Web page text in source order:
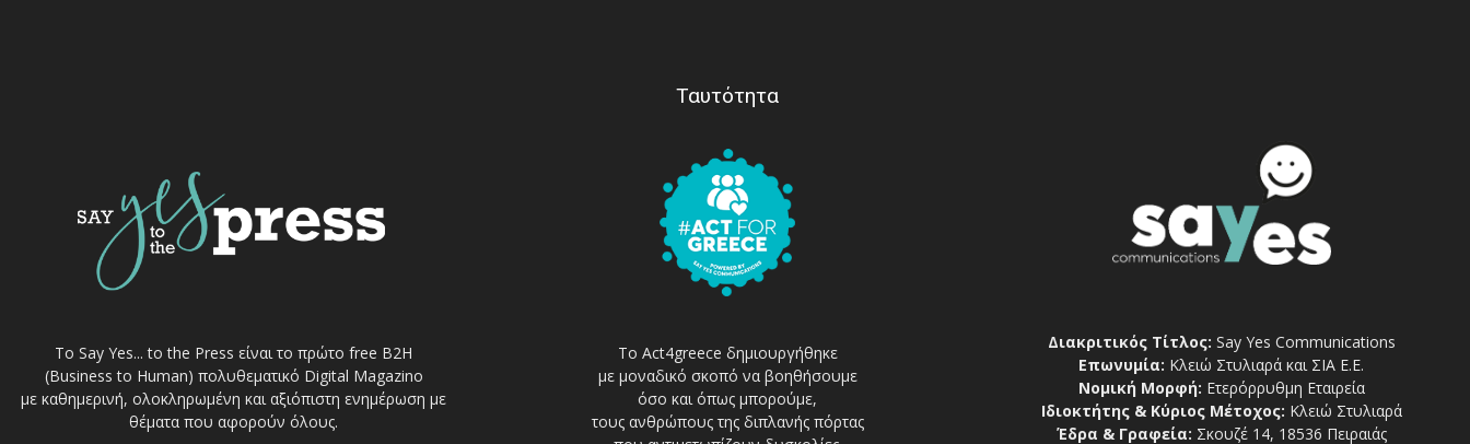
Το Say Yes... to the Press είναι το πρώτο free Β2Η
(Business to Human) πολυθεματικό Digital Magazino
με καθημερινή, ολοκληρωμένη και αξιόπιστη ενημέρωση με
θέματα που αφορούν όλους.
Ταυτότητα
Το Act4greece δημιουργήθηκε
με μοναδικό σκοπό να βοηθήσουμε
όσο και όπως μπορούμε,
τους ανθρώπους της διπλανής πόρτας
Διακριτικός Τίτλος: Say Yes Communications
Επωνυμία: Κλειώ Στυλιαρά και ΣΙΑ Ε.Ε.
Νομική Μορφή: Ετερόρρυθμη Εταιρεία
Ιδιοκτήτης & Κύριος Μέτοχος: Κλειώ Στυλιαρά
Έδρα & Γραφεία: Σκουζέ 14, 18536 Πειραιάς